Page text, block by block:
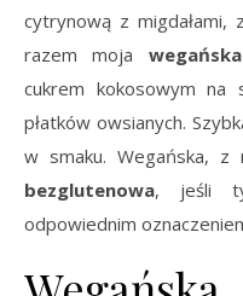
cytrynową z migdałami,
razem moja
cukrem kokosowym na
płatków owsianych.
w smaku. Wegańska, z
bezglutenowa, jeśli
odpowiednim